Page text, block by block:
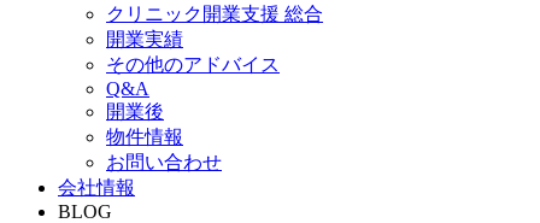
クリニック開業支援 総合
開業実績
その他のアドバイス
Q&A
開業後
物件情報
お問い合わせ
会社情報
BLOG